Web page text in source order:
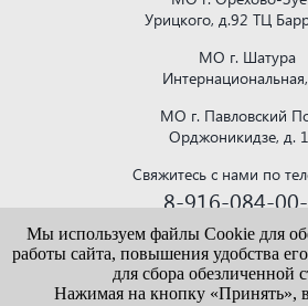
Урицкого, д.92 ТЦ
МО г. Шатура
МО г. Павловский
Орджоникидзе, д.
Свяжитесь с нами по
8-916-084-
или напишите на
Мы используем файлы Cookie для
работы сайта, повышения удобства
для сбора обезличенной
Нажимая на кнопку «Принять»,